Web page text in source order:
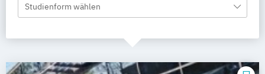
Studienform wählen